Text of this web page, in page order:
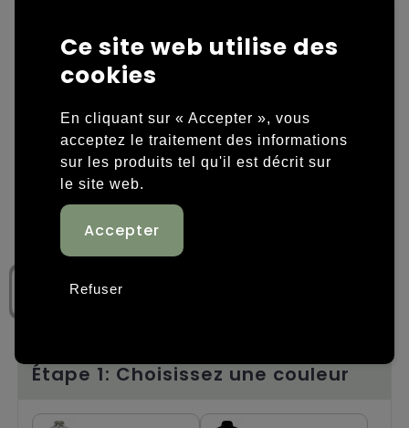
Housses et sacoches ordinateurs portables
Overige tassen
Sacs en papier
Sacs promotionnels
Sacs de voyage
Sacs à dos
Sacs porté épaule
Tassen voor sport
Chariots
Overige kleding
Polos
Sweaters personnalisés
T-shirts personnalisés
Vestes personnalisées
Chaussures personnalisées
Étape 1: Choisissez une couleur
Ce site web utilise des
cookies
En cliquant sur « Accepter », vous
acceptez le traitement des informations
sur les produits tel qu'il est décrit sur
le site web.
Refuser